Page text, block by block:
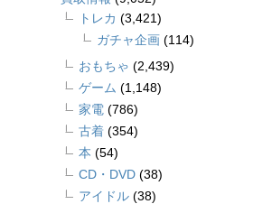
トレカ (3,421)
ガチャ企画 (114)
おもちゃ (2,439)
ゲーム (1,148)
家電 (786)
古着 (354)
本 (54)
CD・DVD (38)
アイドル (38)